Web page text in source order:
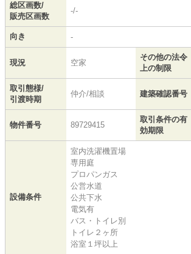
総区画数/
販売区画数
-/-
向き -
現況 空家
その他の法令
上の制限
取引態様/
引渡時期
仲介/相談 建築確認番号
物件番号 89729415
取引条件の有
効期限
設備条件
室内洗濯機置場
専用庭
プロパンガス
公営水道
公共下水
電気有
バス・トイレ別
トイレ２ヶ所
浴室１坪以上